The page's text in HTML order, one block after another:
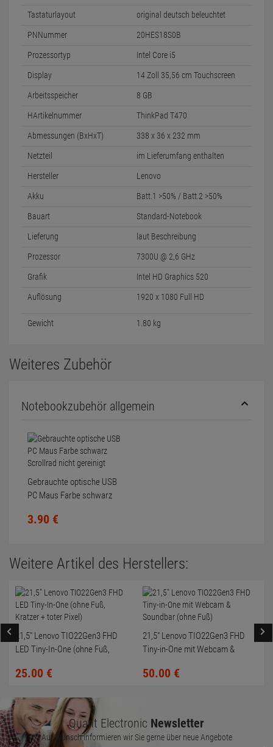
Tastaturlayout original deutsch beleuchtet
PNNummer 20HES18S0B
Prozessortyp Intel Core i5
Display 14 Zoll 35,56 cm Touchscreen
Arbeitsspeicher 8 GB
HArtikelnummer ThinkPad T470
Abmessungen (BxHxT) 338 x 36 x 232 mm
Netzteil im Lieferumfang enthalten
Hersteller Lenovo
Akku Batt.1 >50% / Batt.2 >50%
Bauart Standard-Notebook
Lieferung laut Beschreibung
Prozessor 7300U @ 2,6 GHz
Grafik Intel HD Graphics 520
Auflösung 1920 x 1080 Full HD
Gewicht 1.80 kg
Weiteres Zubehör
Notebookzubehör allgemein
Gebrauchte optische USB
PC Maus Farbe schwarz
3.90 €
Weitere Artikel des Herstellers:
21,5" Lenovo TIO22Gen3 FHD
LED Tiny-In-One (ohne Fuß,
25.00 €
21,5" Lenovo TIO22Gen3 FHD
Tiny-in-One mit Webcam &
50.00 €
Quant Electronic Newsletter
Auf Wunsch informieren wir Sie gerne über neue Angebote